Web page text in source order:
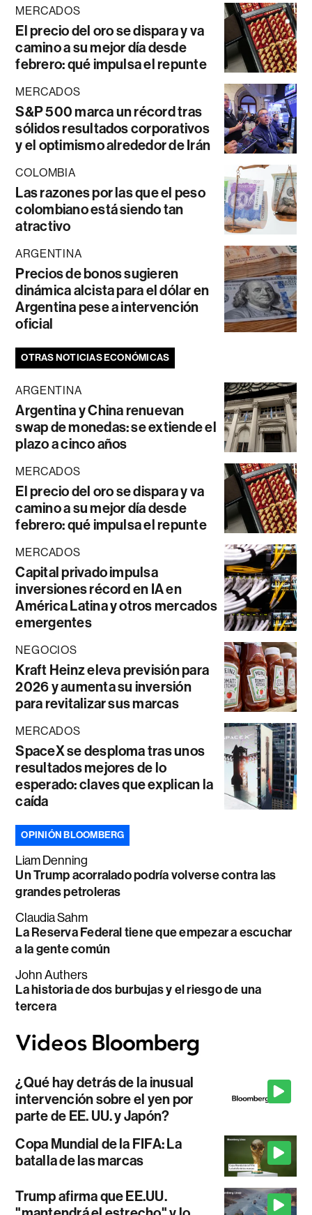
MERCADOS
El precio del oro se dispara y va
camino a su mejor día desde
febrero: qué impulsa el repunte
MERCADOS
S&P 500 marca un récord tras
sólidos resultados corporativos
y el optimismo alrededor de Irán
COLOMBIA
Las razones por las que el peso
colombiano está siendo tan
atractivo
ARGENTINA
Precios de bonos sugieren
dinámica alcista para el dólar en
Argentina pese a intervención
oficial
OTRAS NOTICIAS ECONÓMICAS
ARGENTINA
Argentina y China renuevan
swap de monedas: se extiende el
plazo a cinco años
MERCADOS
El precio del oro se dispara y va
camino a su mejor día desde
febrero: qué impulsa el repunte
MERCADOS
Capital privado impulsa
inversiones récord en IA en
América Latina y otros mercados
emergentes
NEGOCIOS
Kraft Heinz eleva previsión para
2026 y aumenta su inversión
para revitalizar sus marcas
MERCADOS
SpaceX se desploma tras unos
resultados mejores de lo
esperado: claves que explican la
caída
OPINIÓN BLOOMBERG
Liam Denning
Un Trump acorralado podría volverse contra las
grandes petroleras
Claudia Sahm
La Reserva Federal tiene que empezar a escuchar
a la gente común
John Authers
La historia de dos burbujas y el riesgo de una
tercera
¿Qué hay detrás de la inusual
intervención sobre el yen por
parte de EE. UU. y Japón?
Copa Mundial de la FIFA: La
batalla de las marcas
Trump afirma que EE.UU.